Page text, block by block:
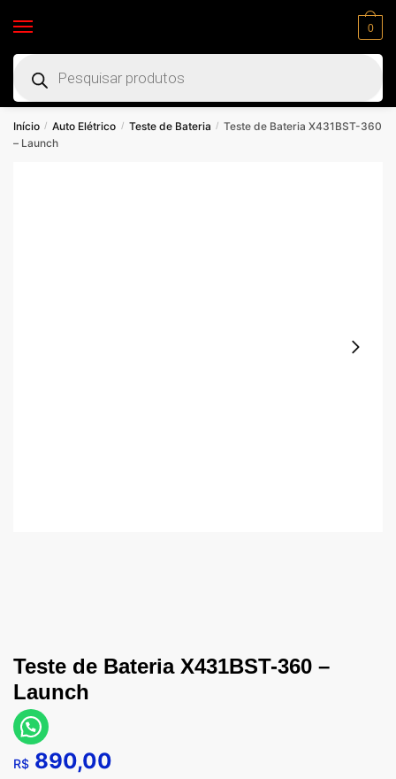
0
Início / Auto Elétrico / Teste de Bateria / Teste de Bateria X431BST-360
– Launch
Teste de Bateria X431BST-360 –
Launch
R$ 890,00